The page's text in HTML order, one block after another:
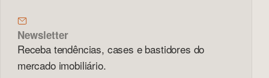
Newsletter
Receba tendências, cases e bastidores do
mercado imobiliário.